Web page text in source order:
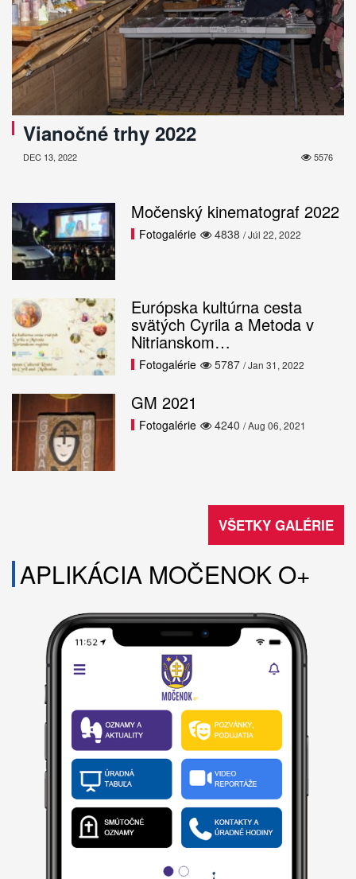
Vianočné trhy 2022
5576
DEC 13, 2022
Močenský kinematograf 2022
4838
Fotogalérie / Júl 22, 2022
Európska kultúrna cesta
svätých Cyrila a Metoda v
Nitrianskom…
5787
Fotogalérie / Jan 31, 2022
GM 2021
4240
Fotogalérie / Aug 06, 2021
VŠETKY GALÉRIE
APLIKÁCIA MOČENOK O+